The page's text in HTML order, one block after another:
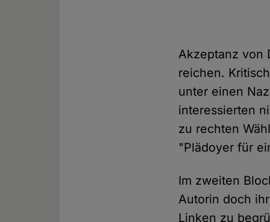
Akzeptanz von
reichen.
unter einen
interessierten
zu rechten
"Plädoyer für
Im zweiten
Autorin doch
Linken zu